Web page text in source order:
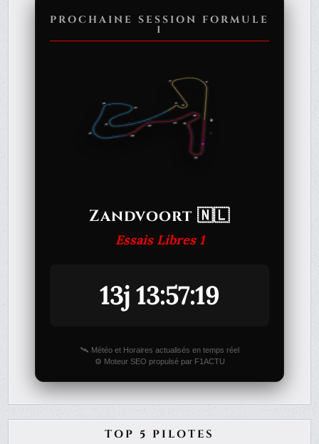
PROCHAINE SESSION FORMULE
1
Zandvoort 🇳🇱
Essais Libres 1
13j 13:57:19
🛰️ Météo et Horaires actualisés en temps réel
⚙️ Moteur SEO propulsé par F1ACTU
TOP 5 PILOTES